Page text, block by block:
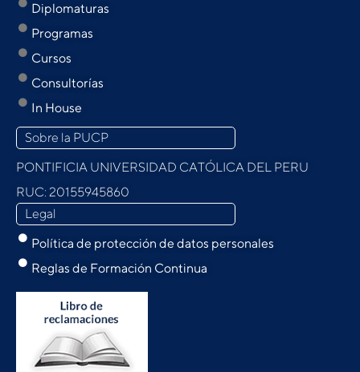
Diplomaturas
Programas
Cursos
Consultorías
In House
Sobre la PUCP
PONTIFICIA UNIVERSIDAD CATÓLICA DEL PERU
RUC: 20155945860
Legal
Política de protección de datos personales
Reglas de Formación Continua